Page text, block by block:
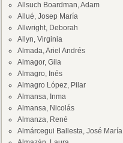
Allsuch Boardman, Adam
Allué, Josep María
Allwright, Deborah
Allyn, Virginia
Almada, Ariel Andrés
Almagor, Gila
Almagro, Inés
Almagro López, Pilar
Almansa, Inma
Almansa, Nicolás
Almanza, René
Almárcegui Ballesta, José María